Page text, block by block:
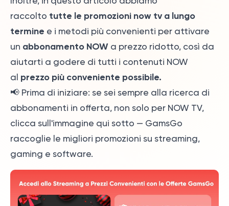
raccolto tutte le promozioni now tv a lungo
termine e i metodi più convenienti per attivare
un abbonamento NOW a prezzo ridotto, così da
aiutarti a godere di tutti i contenuti NOW
al prezzo più conveniente possibile.
📢 Prima di iniziare: se sei sempre alla ricerca di
abbonamenti in offerta, non solo per NOW TV,
clicca sull'immagine qui sotto — GamsGo
raccoglie le migliori promozioni su streaming,
gaming e software.